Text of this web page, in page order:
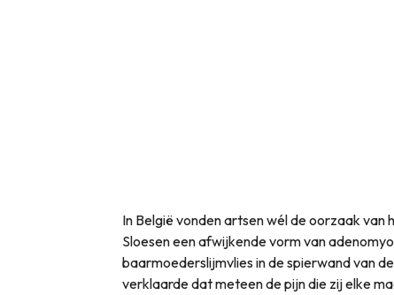
In België vonden artsen wél de oorzaak
Sloesen een afwijkende vorm van
baarmoederslijmvlies in de spierwand van
verklaarde dat meteen de pijn die zij elke